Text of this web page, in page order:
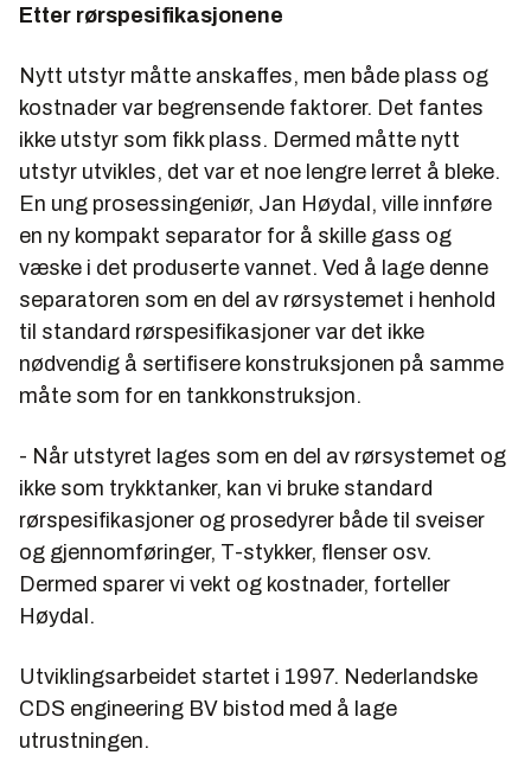
Etter rørspesifikasjonene
Nytt utstyr måtte anskaffes, men både plass og
kostnader var begrensende faktorer. Det fantes
ikke utstyr som fikk plass. Dermed måtte nytt
utstyr utvikles, det var et noe lengre lerret å bleke.
En ung prosessingeniør, Jan Høydal , ville innføre
en ny kompakt separator for å skille gass og
væske i det produserte vannet. Ved å lage denne
separatoren som en del av rørsystemet i henhold
til standard rørspesifikasjoner var det ikke
nødvendig å sertifisere konstruksjonen på samme
måte som for en tankkonstruksjon.
- Når utstyret lages som en del av rørsystemet og
ikke som trykktanker, kan vi bruke standard
rørspesifikasjoner og prosedyrer både til sveiser
og gjennomføringer, T-stykker, flenser osv.
Dermed sparer vi vekt og kostnader, forteller
Høydal.
Utviklingsarbeidet startet i 1997. Nederlandske
CDS engineering BV bistod med å lage
utrustningen.